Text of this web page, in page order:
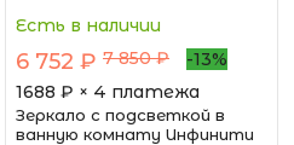
Есть в наличии
6 752 ₽ 7 850 ₽
-13%
1688 ₽ × 4 платежа
Зеркало с подсветкой в
ванную комнату Инфинити